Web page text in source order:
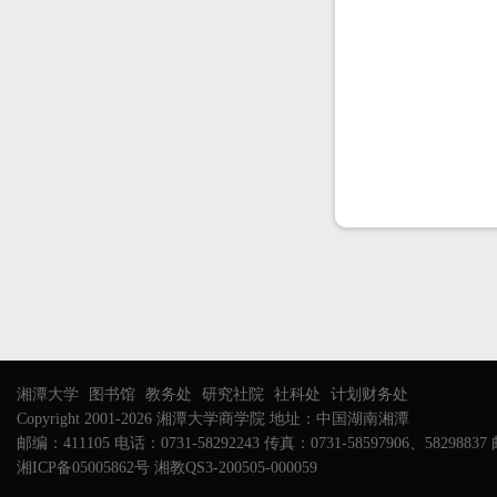
湘潭大学 图书馆 教务处 研究社院 社科处
计划财务处
Copyright 2001-2026 湘潭大学商学院 地址：中国湖南湘潭
邮编：411105 电话：0731-58292243 传真：0731-58597906、58298837
湘ICP备05005862号 湘教QS3-200505-000059